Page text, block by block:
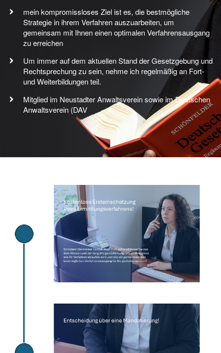
mein kompromissloses Ziel ist es, die bestmögliche
Strategie in ihrem Verfahren auszuarbeiten, um
gemeinsam mit Ihnen einen optimalen Verfahrensausgang
zu erreichen
Um immer auf dem aktuellen Stand der Gesetzgebung und
Rechtsprechung zu sein, nehme ich regelmäßig an Fort-
und Weiterbildungen teil.
Mitglied im Neustadter Anwaltsverein sowie im Deutschen
Anwaltsverein (DAV